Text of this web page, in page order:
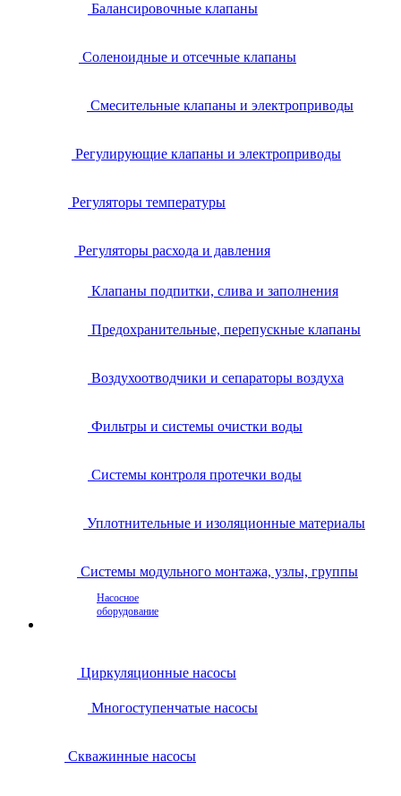
Балансировочные клапаны
Соленоидные и отсечные клапаны
Смесительные клапаны и электроприводы
Регулирующие клапаны и электроприводы
Регуляторы температуры
Регуляторы расхода и давления
Клапаны подпитки, слива и заполнения
Предохранительные, перепускные клапаны
Воздухоотводчики и сепараторы воздуха
Фильтры и системы очистки воды
Системы контроля протечки воды
Уплотнительные и изоляционные материалы
Системы модульного монтажа, узлы, группы
Насосное
оборудование
Циркуляционные насосы
Многоступенчатые насосы
Скважинные насосы